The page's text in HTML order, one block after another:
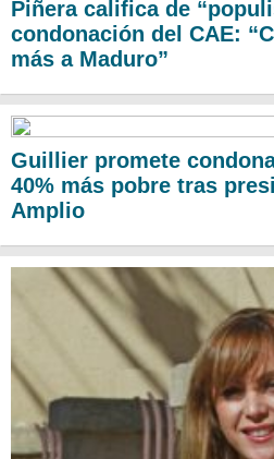
Piñera califica de
condonación del CAE:
más a Maduro”
Guillier promete
40% más pobre tras
Amplio